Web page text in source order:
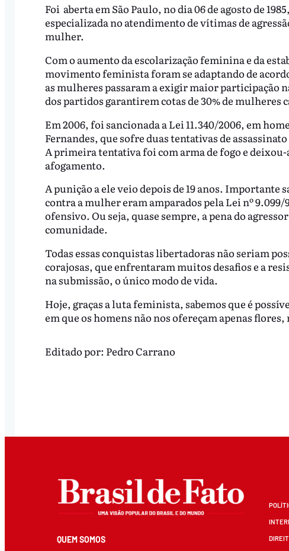
Foi aberta em São Paulo, no dia 06 de agosto de
especializada no atendimento de vítimas de
mulher.
Com o aumento da escolarização feminina e da
movimento feminista foram se adaptando de
as mulheres passaram a exigir maior participação
dos partidos garantirem cotas de 30% de mulheres
Em 2006, foi sancionada a Lei 11.340/2006, em
Fernandes, que sofre duas tentativas de
A primeira tentativa foi com arma de fogo e
afogamento.
A punição a ele veio depois de 19 anos. Importante
contra a mulher eram amparados pela Lei nº
ofensivo. Ou seja, quase sempre, a pena do
comunidade.
Todas essas conquistas libertadoras não seriam
corajosas, que enfrentaram muitos desafios e a
na submissão, o único modo de vida.
Hoje, graças a luta feminista, sabemos que é
em que os homens não nos ofereçam apenas
Editado por: Pedro Carrano
QUEM SOMOS